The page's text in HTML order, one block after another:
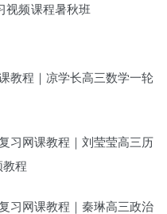
视频课程暑秋班
教程｜凉学长高三数学一轮
习网课教程｜刘莹莹高三历
教程
习网课教程｜秦琳高三政治